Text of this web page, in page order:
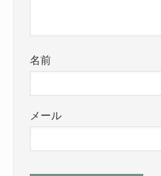
名前
メール